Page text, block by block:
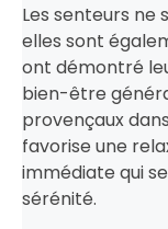
Les senteurs ne
elles sont
ont démontré
bien-être
provençaux
favorise une
immédiate qui
sérénité.